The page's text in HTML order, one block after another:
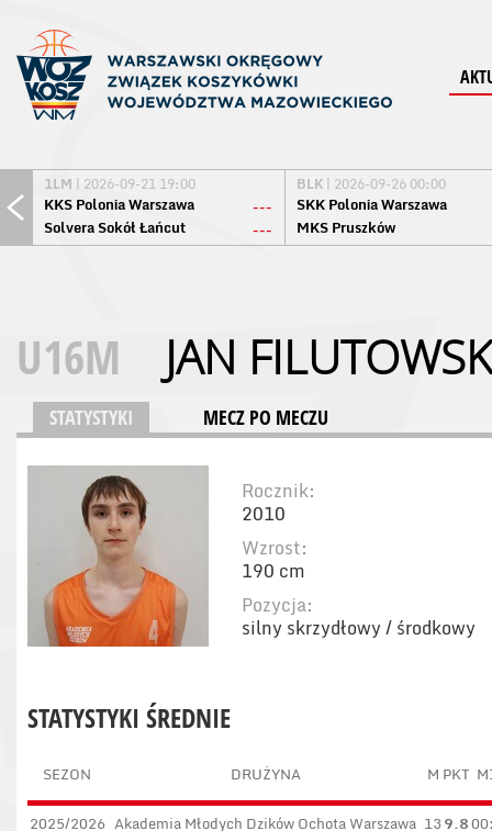
1LM | 2026-09-21 19:00
KKS Polonia Warszawa
---
Solvera Sokół Łańcut
---
BLK | 2026-09-26 00:00
SKK Polonia Warszawa
MKS Pruszków
U16M JAN
STATYSTYKI MECZ PO MECZU
Rocznik:
2010
Wzrost:
190 cm
Pozycja:
silny skrzydłowy / środkowy
STATYSTYKI ŚREDNIE
SEZON DRUŻYNA M PKT
2025/2026 Akademia Młodych Dzików Ochota Warszawa 139.8